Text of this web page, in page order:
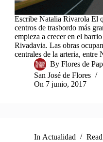
Escribe Natalia Rivarola El
centros de trasbordo más
empieza a crecer en el
Rivadavia. Las obras
centrales de la arteria,
By Flores de
San José de Flores
On 7 junio, 2017
In Actualidad